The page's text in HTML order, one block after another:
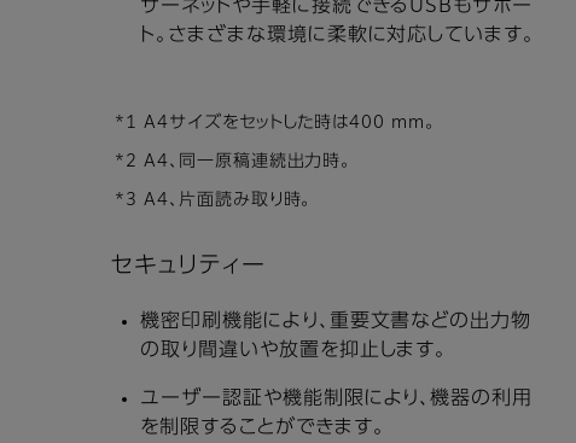
サーネットや手軽に接続できるUSBもサポー
ト。さまざまな環境に柔軟に対応しています。
*1 A4サイズをセットした時は400 mm。
*2 A4、同一原稿連続出力時。
*3 A4、片面読み取り時。
セキュリティー
機密印刷機能により、重要文書などの出力物
の取り間違いや放置を抑止します。
ユーザー認証や機能制限により、機器の利用
を制限することができます。